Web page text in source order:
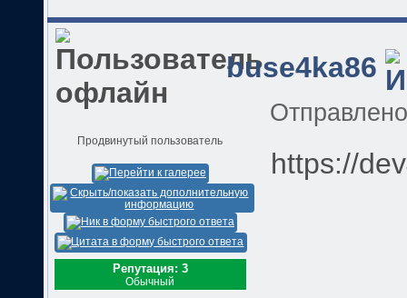
buse4ka86
Продвинутый пользователь
Репутация: 3
Обычный
https://